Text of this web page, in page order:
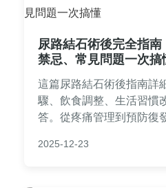
尿路結石術後完全指
禁忌、常見問題一次搞
這篇尿路結石術後指南詳
驟、飲食調整、生活習慣
答。從疼痛管理到預防復
驗，避免空洞理論，直接
2025-12-23